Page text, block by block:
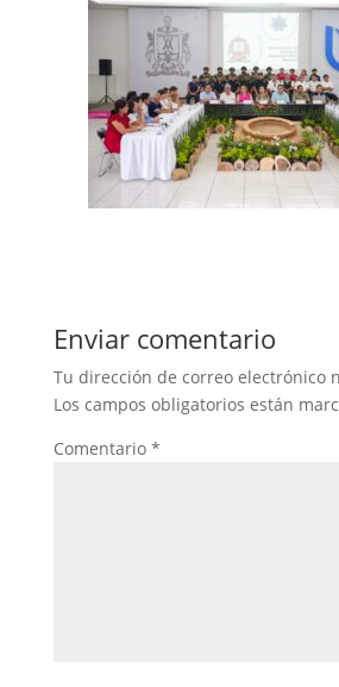
Enviar comentario
Tu dirección de correo electrónico
Los campos obligatorios están
Comentario *